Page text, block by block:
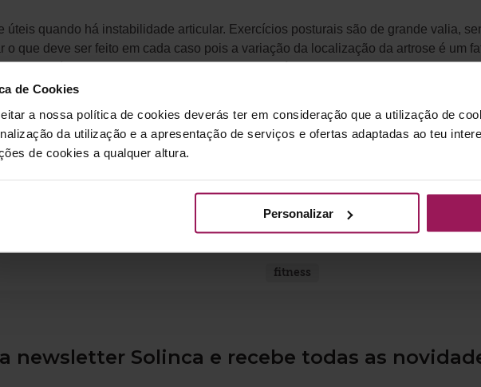
de Cookies
a nossa política de cookies deverás ter em consideração que a utilização de
da utilização e a apresentação de serviços e ofertas adaptadas ao teu
de cookies a qualquer altura.
Personalizar
úteis quando há instabilidade articular. Exercícios posturais são de grande valia,
o que deve ser feito em cada caso pois a variação da localização da artrose é um
exercícios que aumentam a força dos quadricípites ajudam na recuperação de
com baixo impacto articular e reduzida amplitude de movimento para
de resistência muscular ajuda a aumentar a densidade mineral óssea, tendo
acima dos 50 anos de idade.
na prescrição dos exercícios mais adequados para si, com o objetivo de
mobilidade, equilíbrio e qualidade de vida.
fitness
newsletter Solinca e recebe todas as